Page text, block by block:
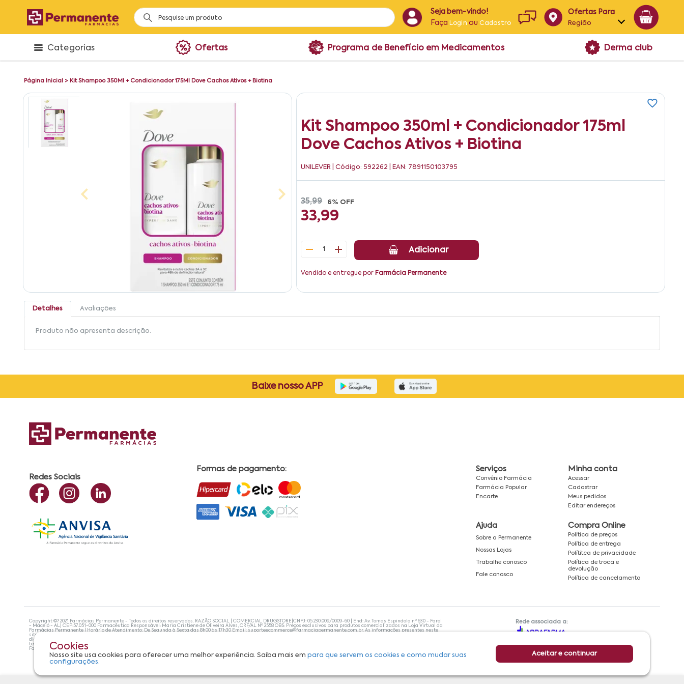
Seja bem-vindo!
Faça Login ouCadastro
Ofertas Para
Região
Alagoas
Categorias Ofertas Programa de Benefício em Medicamentos Derma club
Página Inicial > Kit Shampoo 350Ml + Condicionador 175Ml Dove Cachos Ativos + Biotina
Kit Shampoo 350ml + Condicionador 175ml
Dove Cachos Ativos + Biotina
UNILEVER | Código: 592262 | EAN: 7891150103795
35,99 6% OFF
33,99
1 Adicionar
Vendido e entregue por Farmácia Permanente
Detalhes Avaliações
Produto não apresenta descrição.
Cookies
Nosso site usa cookies para oferecer uma melhor experiência. Saiba mais empara que servem os cookies e como mudar suas
configurações.
Aceitar e continuar
Baixe nosso APP
Redes Sociais
Formas de pagamento: Serviços
Convênio Farmácia
Farmácia Popular
Encarte
Minha conta
Acessar
Cadastrar
Meus pedidos
Editar endereços
Ajuda
Sobre a Permanente
Nossas Lojas
Trabalhe conosco
Fale conosco
Compra Online
Política de preços
Política de entrega
Polítitca de privacidade
Política de troca e
devolução
Política de cancelamento
Copyright ©? 2021 Farmácias Permanente - Todos os direitos reservados. RAZÃO SOCIAL | COMERCIAL DRUGSTORE|CNPJ: 05.230.009/0009-60 | End: Av. Tomas Espindola nº 630 - Farol
- Maceió - AL| CEP:57.051-000 Farmacêutica Responsável: Maria Cristiene de Oliveira Alves, CRF/AL Nº 2558 OBS: Preços exclusivos para produtos comercializados na Loja Virtual da
Farmácias Permanente | Horário de Atendimento: De Segunda à Sexta das 8h00 às 17h30 Email: suporteecommerce@farmaciapermanente.com.br. As informações presentes neste
site não devem ser utilizadas para automedicação e, de forma alguma, substituem as orientações de um profissional da área médica. Apenas o médico está capacitado para
diagnosticar problemas de saúde e prescrever o tratamento adequado. Se os sintomas persistirem, um médico deve ser consultado. A Farmácia Permanente trabalha com as
tecnologias mais avançadas de proteção de dados, para que você possa realizar suas compras com tranquilidade. A privacidade e a segurança dos clientes são compromissos da
Farmácias Permanente. Todos os pedidos efetuados estão sujeitos à confirmação da disponibilidade de produto em nosso estoque.
Rede associada a: